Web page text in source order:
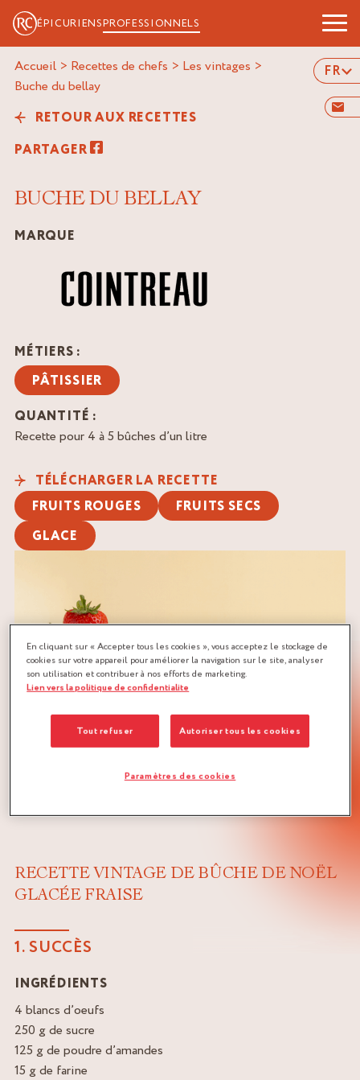
ÉPICURIENSPROFESSIONNELS
FR
Accueil > Recettes de chefs > Les vintages >
buche du bellay
RETOUR AUX RECETTES
PARTAGER
BUCHE DU BELLAY
MARQUE
MÉTIERS :
PÂTISSIER
QUANTITÉ :
Recette pour 4 à 5 bûches d’un litre
TÉLÉCHARGER LA RECETTE
FRUITS ROUGES
FRUITS SECS
GLACE
RECETTE VINTAGE DE BÛCHE DE NOËL
GLACÉE FRAISE
1. SUCCÈS
INGRÉDIENTS
4 blancs d’oeufs
250 g de sucre
125 g de poudre d’amandes
15 g de farine
En cliquant sur « Accepter tous les cookies », vous acceptez le stockage de
cookies sur votre appareil pour améliorer la navigation sur le site, analyser
son utilisation et contribuer à nos efforts de marketing.
Lien vers la politique de confidentialite
Tout refuser Autoriser tous les cookies
Paramètres des cookies